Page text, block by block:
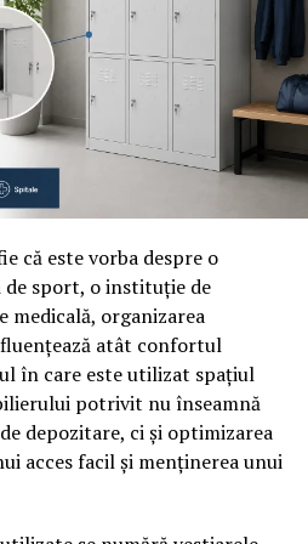
poate oferi sfaturi pentru
ingrijirea
nastere, odihna este
femeii care tocmai a
Mama ar trebui sa incerce sa
copilul doarme si sa nu ezite sa
partenerului sau a altor
mod frecvent, pentru a nu se
O dieta echilibrata si
procesului de sustinere a
postpartum. Femeile
că este vorba despre o
de sport, o instituție de
medicală, organizarea
atât confortul
în care este utilizat spațiul
potrivit nu înseamnă
depozitare, ci și optimizarea
acces facil și menținerea unui